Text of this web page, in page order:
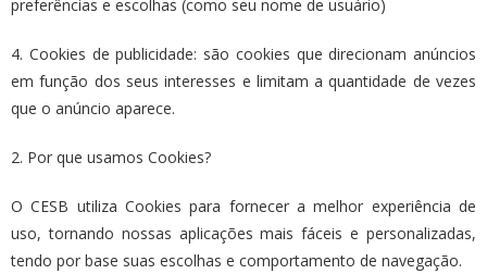
preferências e escolhas (como seu nome de usuário)
4. Cookies de publicidade: são cookies que direcionam anúncios
em função dos seus interesses e limitam a quantidade de vezes
que o anúncio aparece.
2. Por que usamos Cookies?
O CESB utiliza Cookies para fornecer a melhor experiência de
uso, tornando nossas aplicações mais fáceis e personalizadas,
tendo por base suas escolhas e comportamento de navegação.